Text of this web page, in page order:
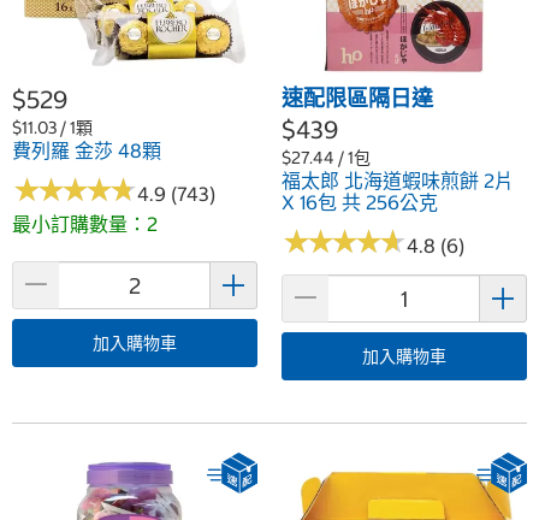
$529
$11.03 / 1顆
費列羅 金莎 48顆
★★★★★
★★★★★4.9 (743)
最小訂購數量：2
加入購物車
速配限區隔日達
$439
$27.44 / 1包
福太郎 北海道蝦味煎餅 2片
X 16包 共 256公克
★★★★★
★★★★★4.8 (6)
加入購物車